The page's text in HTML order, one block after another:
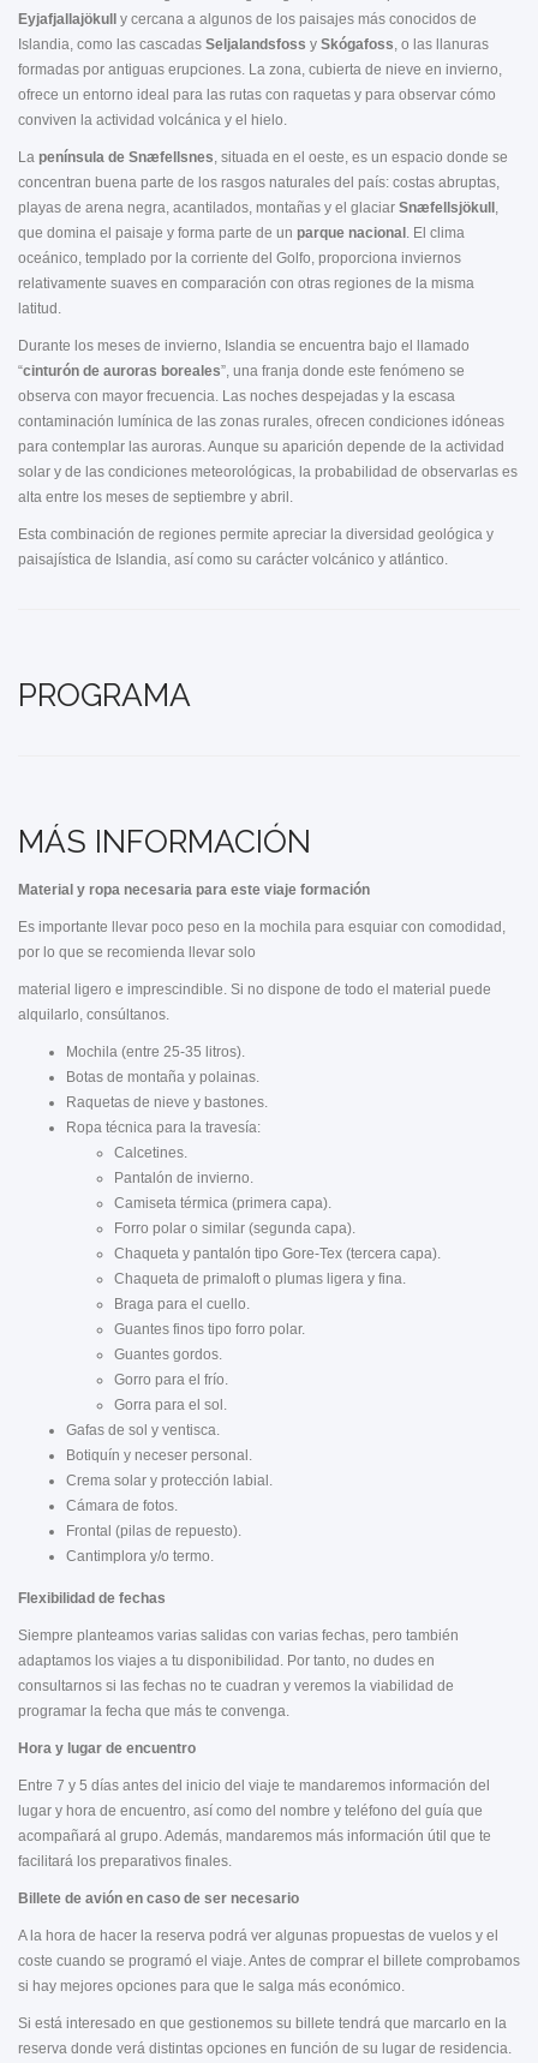
Eyjafjallajökull y cercana a algunos de los paisajes más conocidos de
Islandia, como las cascadas Seljalandsfoss y Skógafoss , o las llanuras
formadas por antiguas erupciones. La zona, cubierta de nieve en invierno,
ofrece un entorno ideal para las rutas con raquetas y para observar cómo
conviven la actividad volcánica y el hielo.
La península de Snæfellsnes , situada en el oeste, es un espacio donde se
concentran buena parte de los rasgos naturales del país: costas abruptas,
playas de arena negra, acantilados, montañas y el glaciar Snæfellsjökull
que domina el paisaje y forma parte de un parque nacional . El clima
oceánico, templado por la corriente del Golfo, proporciona inviernos
relativamente suaves en comparación con otras regiones de la misma
latitud.
Durante los meses de invierno, Islandia se encuentra bajo el llamado
“cinturón de auroras boreales”, una franja donde este fenómeno se
observa con mayor frecuencia. Las noches despejadas y la escasa
contaminación lumínica de las zonas rurales, ofrecen condiciones idóneas
para contemplar las auroras. Aunque su aparición depende de la actividad
solar y de las condiciones meteorológicas, la probabilidad de observarlas es
alta entre los meses de septiembre y abril.
Esta combinación de regiones permite apreciar la diversidad geológica y
paisajística de Islandia, así como su carácter volcánico y atlántico.
PROGRAMA
MÁS INFORMACIÓN
Material y ropa necesaria para este viaje formación
Es importante llevar poco peso en la mochila para esquiar con comodidad,
por lo que se recomienda llevar solo
material ligero e imprescindible. Si no dispone de todo el material puede
alquilarlo, consúltanos.
Mochila (entre 25-35 litros).
Botas de montaña y polainas.
Raquetas de nieve y bastones.
Ropa técnica para la travesía:
Calcetines.
Pantalón de invierno.
Camiseta térmica (primera capa).
Forro polar o similar (segunda capa).
Chaqueta y pantalón tipo Gore-Tex (tercera capa).
Chaqueta de primaloft o plumas ligera y fina.
Braga para el cuello.
Guantes finos tipo forro polar.
Guantes gordos.
Gorro para el frío.
Gorra para el sol.
Gafas de sol y ventisca.
Botiquín y neceser personal.
Crema solar y protección labial.
Cámara de fotos.
Frontal (pilas de repuesto).
Cantimplora y/o termo.
Flexibilidad de fechas
Siempre planteamos varias salidas con varias fechas, pero también
adaptamos los viajes a tu disponibilidad. Por tanto, no dudes en
consultarnos si las fechas no te cuadran y veremos la viabilidad de
programar la fecha que más te convenga.
Hora y lugar de encuentro
Entre 7 y 5 días antes del inicio del viaje te mandaremos información del
lugar y hora de encuentro, así como del nombre y teléfono del guía que
acompañará al grupo. Además, mandaremos más información útil que te
facilitará los preparativos finales.
Billete de avión en caso de ser necesario
A la hora de hacer la reserva podrá ver algunas propuestas de vuelos y el
coste cuando se programó el viaje. Antes de comprar el billete comprobamos
si hay mejores opciones para que le salga más económico.
Si está interesado en que gestionemos su billete tendrá que marcarlo en la
reserva donde verá distintas opciones en función de su lugar de residencia.